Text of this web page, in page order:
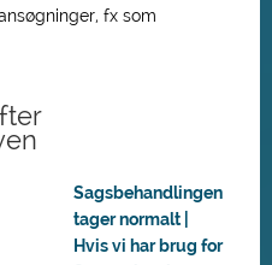
fx som
Sagsbehandlingen
tager normalt |
Hvis vi har brug for